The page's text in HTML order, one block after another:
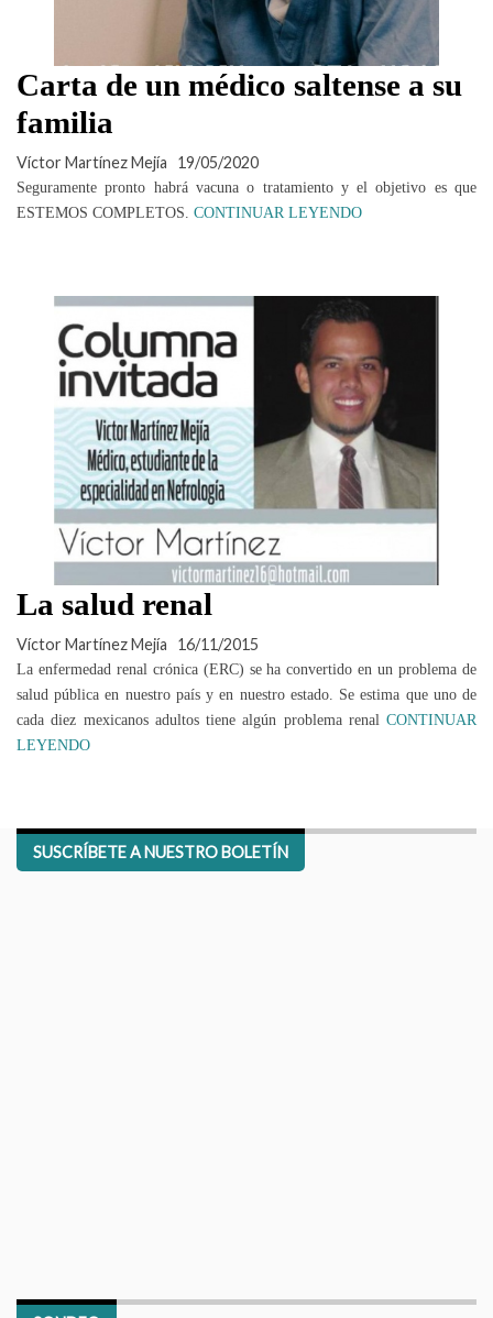
Carta de un médico saltense a su
familia
Víctor Martínez Mejía 19/05/2020
Seguramente pronto habrá vacuna o tratamiento y el objetivo es que
ESTEMOS COMPLETOS. CONTINUAR LEYENDO
La salud renal
Víctor Martínez Mejía 16/11/2015
La enfermedad renal crónica (ERC) se ha convertido en un problema de
salud pública en nuestro país y en nuestro estado. Se estima que uno de
cada diez mexicanos adultos tiene algún problema renal CONTINUAR
LEYENDO
SUSCRÍBETE A NUESTRO BOLETÍN